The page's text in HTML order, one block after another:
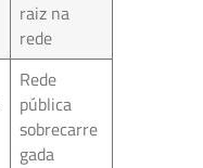
raiz na
rede
Rede
pública
sobrecarre
gada